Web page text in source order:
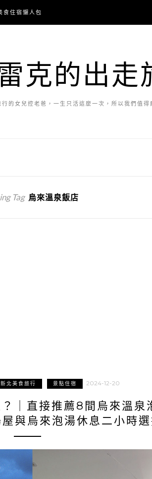
食住宿懶人包
克的出走
的女兒控老爸，一生只活這麼一次，所以我們值
Tag 烏來溫泉飯店
新北美食旅行 景點住宿 2024-12-20
｜直接推薦8間烏來溫泉
與烏來泡湯休息二小時選